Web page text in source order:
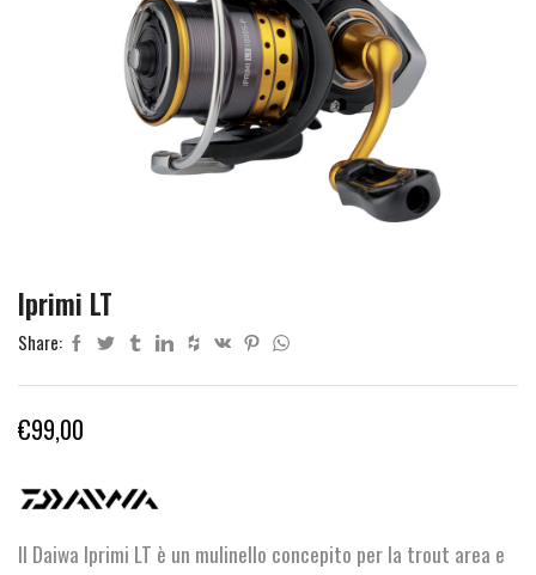
Iprimi LT
Share:
€99,00
Il Daiwa Iprimi LT è un mulinello concepito per la trout area e